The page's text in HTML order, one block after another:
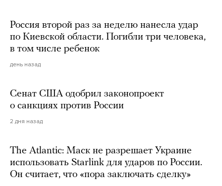
Россия второй раз за неделю нанесла удар
по Киевской области. Погибли три человека,
в том числе ребенок
день назад
Сенат США одобрил законопроект
о санкциях против России
2 дня назад
The Atlantic: Маск не разрешает Украине
использовать Starlink для ударов по России.
Он считает, что «пора заключать сделку»